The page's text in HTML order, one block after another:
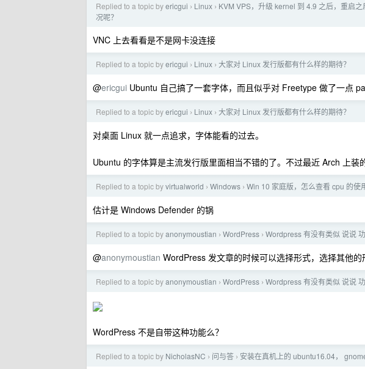
Replied to a topic byericgui › Linux › KVM VPS，升级 kernel 到 4.9 之后，重启
况呢？
VNC 上去看看是不是网卡没连接
Replied to a topic byericgui › Linux › 大家对 Linux 发行版都有什么样的期待？
@ericgui Ubuntu 自己搞了一套字体，而且似乎对 Freetype 做了一点
Replied to a topic byericgui › Linux › 大家对 Linux 发行版都有什么样的期待？
对桌面 Linux 就一点追求，字体能看的过去。
Ubuntu 的字体算是主流发行版里面相当不错的了。不过最近 Arch 上装
Replied to a topic byvirtualworld › Windows › Win 10 家庭版，怎么查看 cpu 的使
估计是 Windows Defender 的锅
Replied to a topic byanonymoustian › WordPress › Wordpress 有没有类似 说说
@anonymoustian WordPress 发文章的时候可以选择形式，选择其他的
Replied to a topic byanonymoustian › WordPress › Wordpress 有没有类似 说说
WordPress 不是自带这种功能么？
Replied to a topic by NicholasNC › 问与答 › 安装在真机上的 ubuntu16.04，